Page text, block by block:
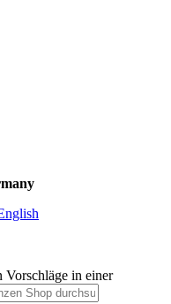
Vorschläge in einer